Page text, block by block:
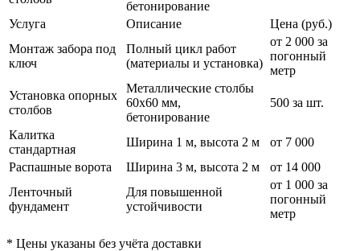
бетонирование
Услуга Описание
Цена (руб.)
Монтаж забора под
ключ
Полный цикл работ
(материалы и установка)
от 2 000 за
погонный
метр
Установка опорных
столбов
Металлические столбы
60х60 мм,
бетонирование
500 за шт.
Калитка
стандартная
Ширина 1 м, высота 2 м
от 7 000
Распашные ворота
Ширина 3 м, высота 2 м
от 14 000
Ленточный
фундамент
Для повышенной
устойчивости
от 1 000 за
погонный
метр
* Цены указаны без учёта доставки